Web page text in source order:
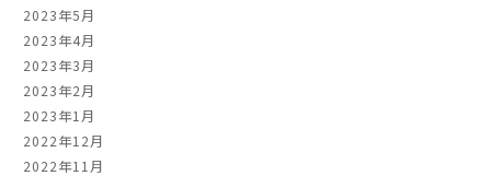
2023年5月
2023年4月
2023年3月
2023年2月
2023年1月
2022年12月
2022年11月